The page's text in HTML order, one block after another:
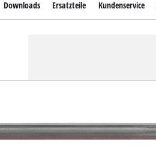
Downloads Ersatzteile Kundenservice